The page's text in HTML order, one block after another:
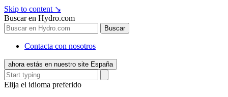
Skip to content ↘
Buscar en Hydro.com
Buscar
Contacta con nosotros
ahora estás en nuestro site España
Elija el idioma preferido